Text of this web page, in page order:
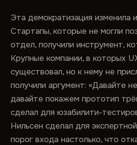
Эта демократизация изменила
Стартапы, которые не могли
отдел, получили инструмент,
Крупные компании, в которых
существовал, но к нему не
получили аргумент: «Давайте
давайте покажем прототип
сделал для юзабилити-
Нильсен сделал для
порог входа настолько, что